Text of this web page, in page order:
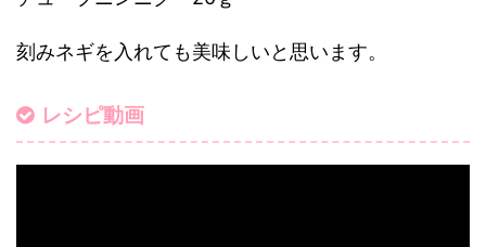
刻みネギを入れても美味しいと思います。
レシピ動画